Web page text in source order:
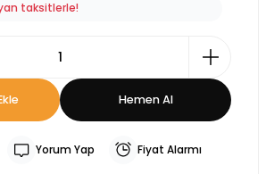
taksitlerle!
Hemen Al
Yorum Yap Fiyat Alarmı